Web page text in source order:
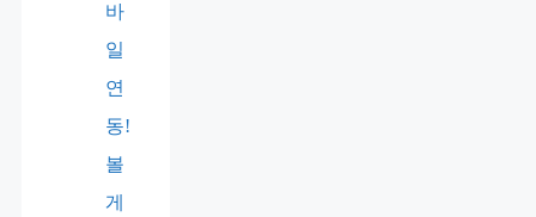
바
일
연
동!
볼
게